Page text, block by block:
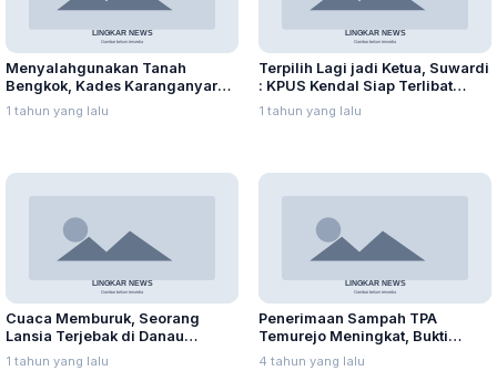
Menyalahgunakan Tanah
Bengkok, Kades Karanganyar
Ditangkap Kejari
1 tahun yang lalu
Terpilih Lagi jadi Ketua, Suwardi
: KPUS Kendal Siap Terlibat
Suplai Telur untuk MBG
1 tahun yang lalu
Cuaca Memburuk, Seorang
Lansia Terjebak di Danau
Rawapening Saat Mencari
Enceng Gondok
1 tahun yang lalu
Penerimaan Sampah TPA
Temurejo Meningkat, Bukti
Masyarakat Blora Peduli
Kebersihan
4 tahun yang lalu